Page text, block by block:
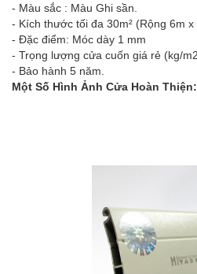
- Màu sắc : Màu Ghi sần.
- Kích thước tối đa 30m² (Rộng 6m x
- Đặc điểm: Móc dày 1 mm
- Trọng lượng cửa cuốn giá rẻ (kg/
- Bảo hành 5 năm.
Một Số Hình Ảnh Cửa Hoàn Thiện: